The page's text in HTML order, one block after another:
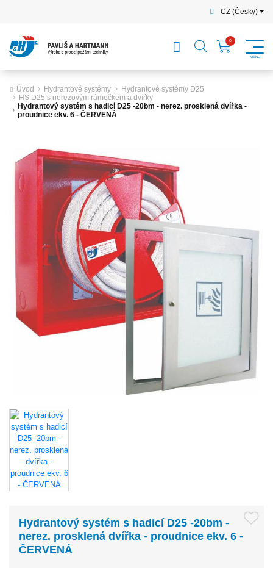
CZ (Česky)
Úvod Hydrantové systémy
Hydrantové systémy D25
HS D25 s nerezovým rámečkem a dvířky
Hydrantový systém s hadicí D25 -20bm - nerez. prosklená dvířka -
proudnice ekv. 6 - ČERVENÁ
Hydrantový systém s hadicí D25 -20bm -
nerez. prosklená dvířka - proudnice ekv. 6 -
ČERVENÁ